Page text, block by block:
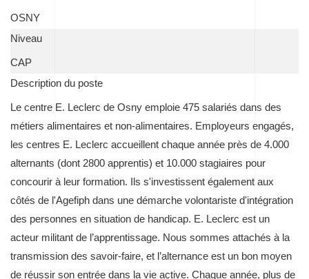
OSNY
Niveau
CAP
Description du poste
Le centre E. Leclerc de Osny emploie 475 salariés dans des
métiers alimentaires et non-alimentaires. Employeurs engagés,
les centres E. Leclerc accueillent chaque année près de 4.000
alternants (dont 2800 apprentis) et 10.000 stagiaires pour
concourir à leur formation. Ils s'investissent également aux
côtés de l'Agefiph dans une démarche volontariste d'intégration
des personnes en situation de handicap. E. Leclerc est un
acteur militant de l’apprentissage. Nous sommes attachés à la
transmission des savoir-faire, et l’alternance est un bon moyen
de réussir son entrée dans la vie active. Chaque année, plus de